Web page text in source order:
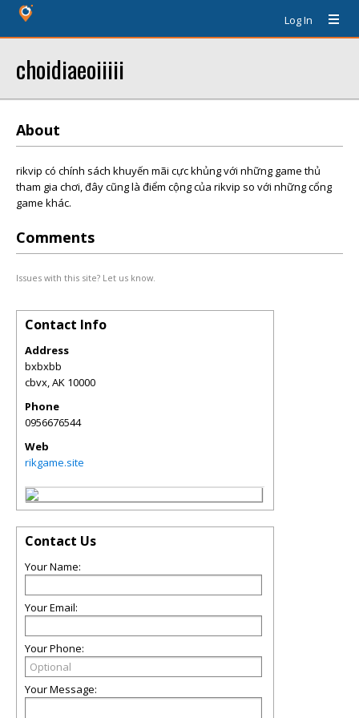
Log In
choidiaeoiiiii
About
rikvip có chính sách khuyến mãi cực khủng với những game thủ
tham gia chơi, đây cũng là điểm cộng của rikvip so với những cổng
game khác.
Comments
Issues with this site? Let us know.
Contact Info
Address
bxbxbb
cbvx,AK 10000
Phone
0956676544
Web
rikgame.site
Contact Us
Your Name:
Your Email:
Your Phone:
Your Message: